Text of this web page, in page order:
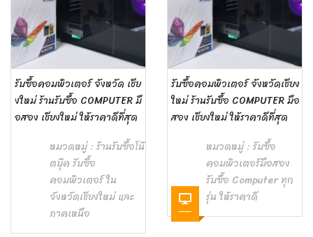
รับซื้อคอมพิวเตอร์ จังหวัด เชีย
งใหม่ ร้านรับซื้อ COMPUTER มื
อสอง เชียงใหม่ ให้ราคาดีที่สุด
หมวดหมู่ : ร้านรับซื้อโน๊
ตบุ๊ค รับซื้อ
คอมพิวเตอร์ ใน
จังหวัดเชียงใหม่ และ
ภาคเหนือ
รับซื้อคอมพิวเตอร์ จังหวัดเชียง
ใหม่ ร้านรับซื้อ COMPUTER มือ
สอง เชียงใหม่ ให้ราคาดีที่สุด
หมวดหมู่ : รับซื้อ
คอมพิวเตอร์มือสอง
รับซื้อ Computer ทุก
รุ่น ให้ราคาดี